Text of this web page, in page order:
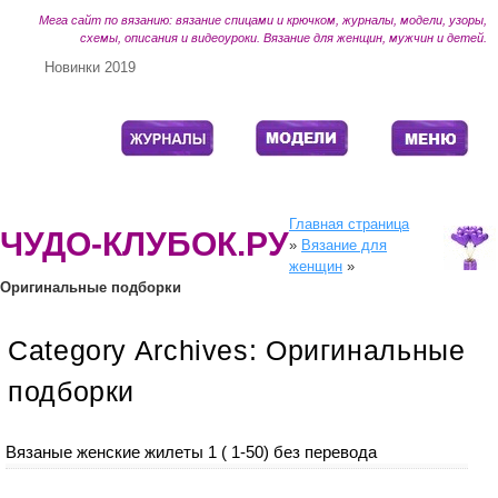
Мега сайт по вязанию: вязание спицами и крючком, журналы, модели, узоры,
схемы, описания и видеоуроки. Вязание для женщин, мужчин и детей.
Новинки 2019
ЧУДО-КЛУБОК.РУ
Главная страница
» Вязание для
женщин »
Оригинальные подборки
Category Archives: Оригинальные
подборки
Вязаные женские жилеты 1 ( 1-50) без перевода